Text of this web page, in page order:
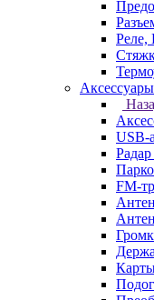
Реле,
Аксессуары
USB-
FM-